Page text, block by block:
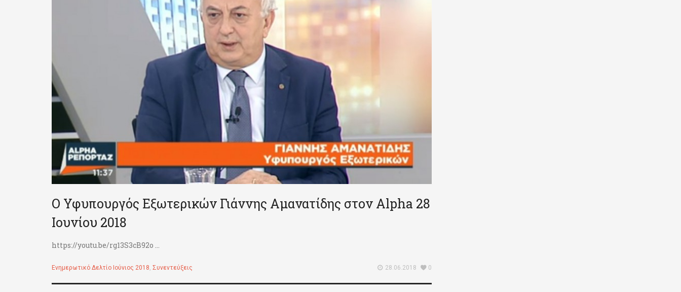
Ο Υφυπουργός Εξωτερικών Γιάννης Αμανατίδης στον Alpha 28
Ιουνίου 2018
https://youtu.be/rg13S3cB92o ...
Ενημερωτικό Δελτίο Ιούνιος 2018, Συνεντεύξεις 28.06.2018 0